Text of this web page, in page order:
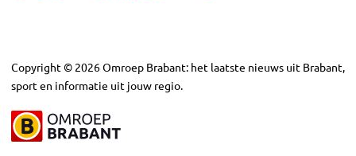
Copyright © 2026Omroep Brabant: het laatste nieuws uit Brabant,
sport en informatie uit jouw regio.